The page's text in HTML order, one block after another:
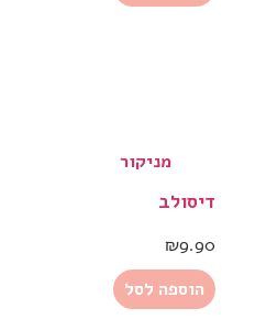
מניקור
דיסולב
₪9.90
הוספה לסל